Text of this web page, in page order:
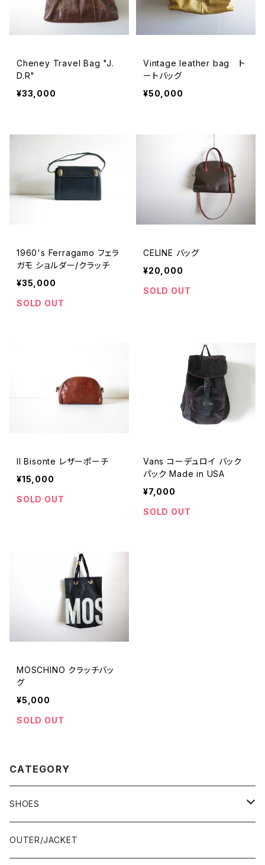
Cheney Travel Bag "J.
D.R"
¥33,000
Vintage leather bag ト
ートバッグ
¥50,000
1960's Ferragamo フェラ
ガモ ショルダー/クラッチ
¥35,000
SOLD OUT
CELINE バッグ
¥20,000
SOLD OUT
Il Bisonte レザーポーチ
¥15,000
SOLD OUT
Vans コーデュロイ バック
パック Made in USA
¥7,000
SOLD OUT
MOSCHINO クラッチバッ
グ
¥5,000
SOLD OUT
CATEGORY
SHOES
21.5-22.0 cm
OUTER/JACKET